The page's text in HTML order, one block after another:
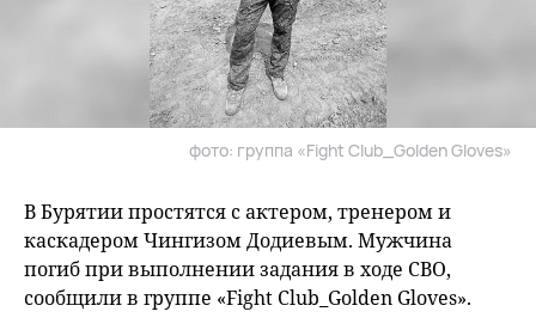
фото: группа «Fight Club_Golden Gloves»
В Бурятии простятся с актером, тренером и
каскадером Чингизом Додиевым. Мужчина
погиб при выполнении задания в ходе СВО,
сообщили в группе «Fight Club_Golden Gloves».